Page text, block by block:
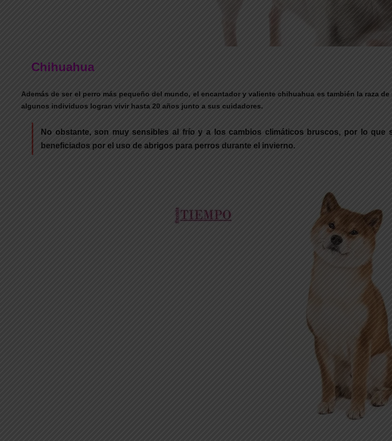
Chihuahua
Además de ser el perro más pequeño del mundo, el encantador y valiente chihuahua es también la raza
algunos individuos logran vivir hasta 20 años junto a sus cuidadores.
No obstante, son muy sensibles al frío y a los cambios climáticos bruscos, por lo que
beneficiados por el uso de abrigos para perros durante el invierno.